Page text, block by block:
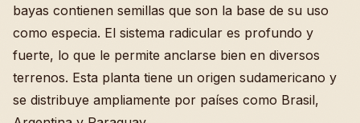
bayas contienen semillas que son la base de su uso
como especia. El sistema radicular es profundo y
fuerte, lo que le permite anclarse bien en diversos
terrenos. Esta planta tiene un origen sudamericano y
se distribuye ampliamente por países como Brasil,